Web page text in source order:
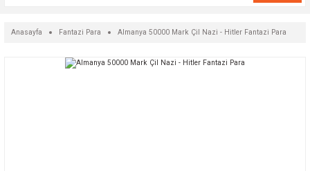
Anasayfa Fantazi Para Almanya 50000 Mark Çil Nazi - Hitler Fantazi Para